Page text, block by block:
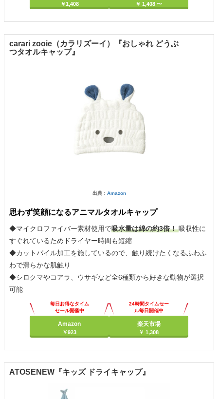
￥1,408 ￥ 1,408 〜
carari zooie（カラリズーイ）『おしゃれ どうぶ
つタオルキャップ』
出典： Amazon
思わず笑顔になるアニマルタオルキャップ
◆マイクロファイバー素材使用で吸水量は綿の約3倍！吸収性に
すぐれているためドライヤー時間も短縮
◆カットパイル加工を施しているので、触り続けたくなるふわふ
わで滑らかな肌触り
◆シロクマやコアラ、ウサギなど全6種類から好きな動物が選択
可能
毎日お得なタイム
セール開催中
Amazon
￥923
24時間タイムセー
ル毎日開催中
楽天市場
￥ 1,308
ATOSENEW『キッズ ドライキャップ』